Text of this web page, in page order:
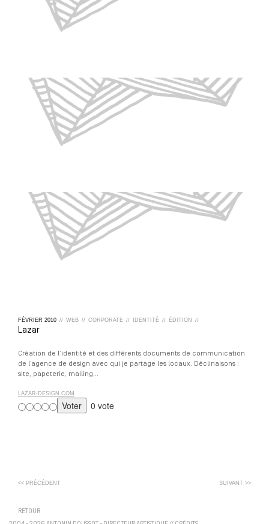
FÉVRIER 2010 // WEB // CORPORATE // IDENTITÉ // ÉDITION //
Lazar
Création de l’identité et des différents documents de communication
de l’agence de design avec qui je partage les locaux. Déclinaisons :
site, papeterie, mailing…
LAZAR-DESIGN.COM
0 vote
<< PRÉCÉDENT SUIVANT >>
RETOUR